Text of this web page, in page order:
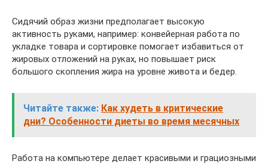
Сидячий образ жизни предполагает высокую
активность руками, например: конвейерная работа по
укладке товара и сортировке помогает избавиться от
жировых отложений на руках, но повышает риск
большого скопления жира на уровне живота и бедер.
Читайте также: Как худеть в критические
дни? Особенности диеты во время месячных
Работа на компьютере делает красивыми и грациозными